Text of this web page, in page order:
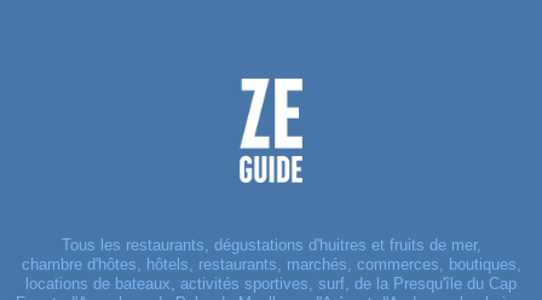
Tous les restaurants, dégustations d'huitres et fruits de mer,
chambre d'hôtes, hôtels, restaurants, marchés, commerces, boutiques,
locations de bateaux, activités sportives, surf, de la Presqu'île du Cap